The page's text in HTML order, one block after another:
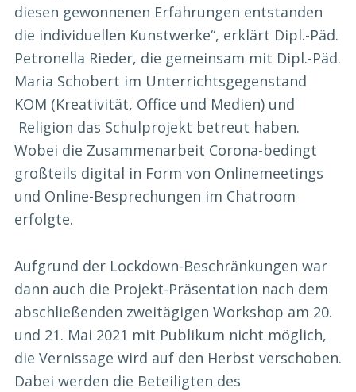
diesen gewonnenen Erfahrungen entstanden
die individuellen Kunstwerke“, erklärt Dipl.-Päd.
Petronella Rieder, die gemeinsam mit Dipl.-Päd.
Maria Schobert im Unterrichtsgegenstand
KOM (Kreativität, Office und Medien) und
Religion das Schulprojekt betreut haben.
Wobei die Zusammenarbeit Corona-bedingt
großteils digital in Form von Onlinemeetings
und Online-Besprechungen im Chatroom
erfolgte.
Aufgrund der Lockdown-Beschränkungen war
dann auch die Projekt-Präsentation nach dem
abschließenden zweitägigen Workshop am 20.
und 21. Mai 2021 mit Publikum nicht möglich,
die Vernissage wird auf den Herbst verschoben.
Dabei werden die Beteiligten des